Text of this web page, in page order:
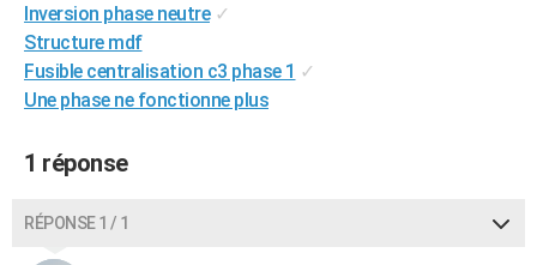
Bricolage
Lifestyle
Culture
Sport
Auto
Television
Voyage
Cinema
Inversion phase neutre ✓
Structure mdf
Fusible centralisation c3 phase 1 ✓
Une phase ne fonctionne plus
1 réponse
RÉPONSE 1 / 1